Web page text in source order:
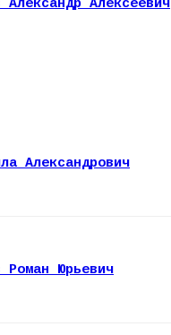
Александр Алексеевич
Александрович
Роман Юрьевич